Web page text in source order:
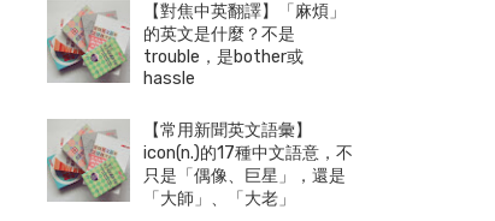
【對焦中英翻譯】「麻煩」
的英文是什麼？不是
trouble，是bother或
hassle
【常用新聞英文語彙】
icon(n.)的17種中文語意，不
只是「偶像、巨星」，還是
「大師」、「大老」